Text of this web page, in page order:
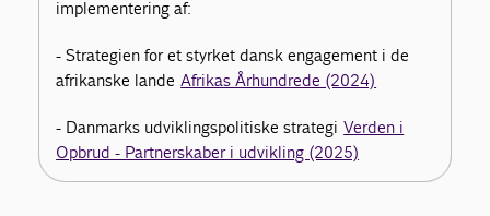
implementering af:
- Strategien for et styrket dansk engagement i de
afrikanske landeAfrikas Århundrede (2024)
- Danmarks udviklingspolitiske strategiVerden i
Opbrud - Partnerskaber i udvikling (2025)